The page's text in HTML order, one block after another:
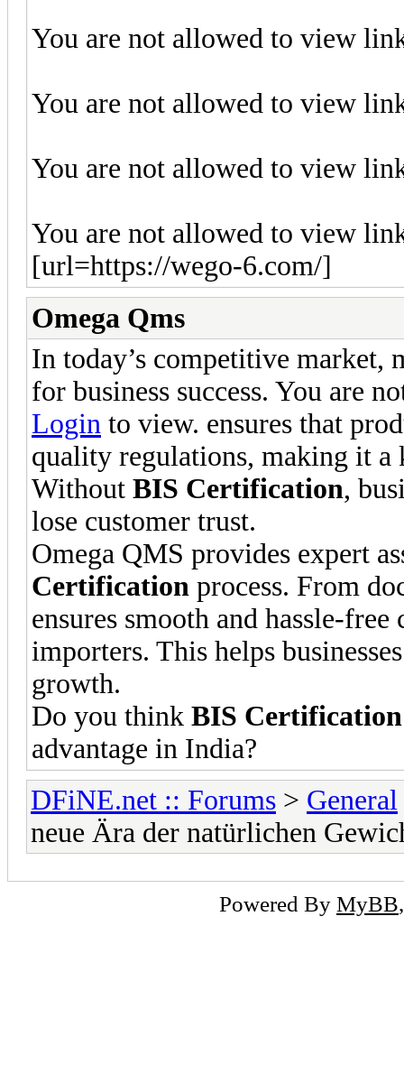
You are not allowed to view
You are not allowed to view
You are not allowed to view
You are not allowed to view
[url=https://wego-6.com/]
Omega Qms
In today’s competitive market,
for business success. You are
Login to view. ensures that
quality regulations, making it a
Without BIS Certification,
lose customer trust.
Omega QMS provides expert
Certification process. From
ensures smooth and hassle-
importers. This helps
growth.
Do you think BIS Certification
advantage in India?
DFiNE.net :: Forums > General
neue Ära der natürlichen
Powered By MyBB